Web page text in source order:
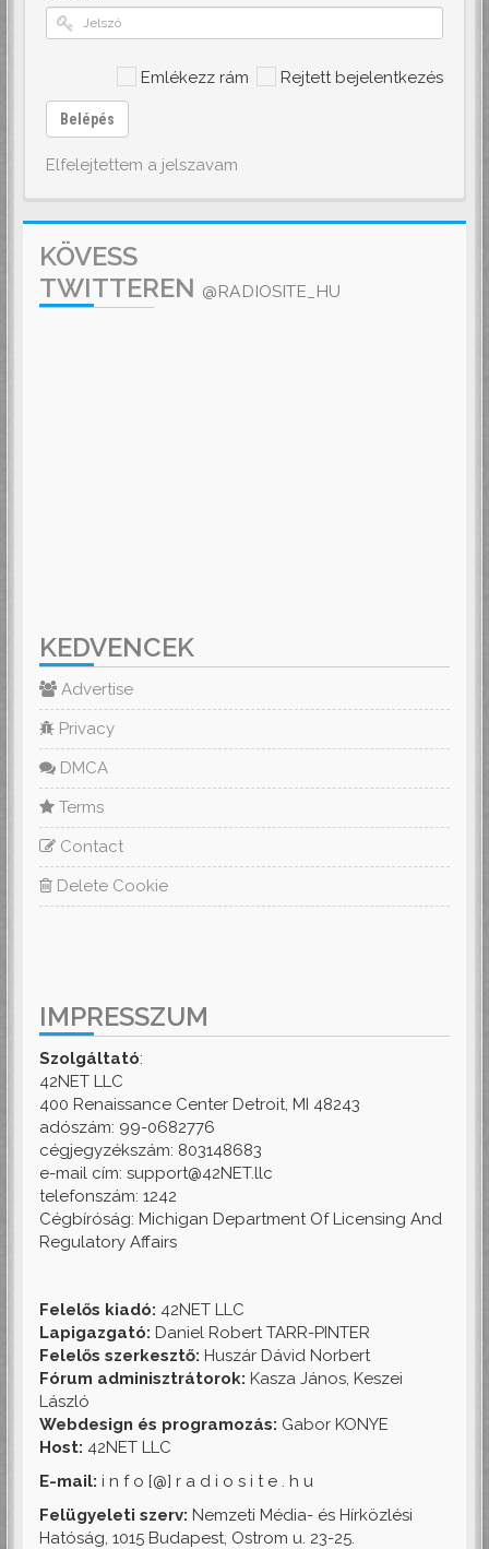
Emlékezz rám Rejtett bejelentkezés
Belépés
Elfelejtettem a jelszavam
KÖVESS
TWITTEREN @RADIOSITE_HU
KEDVENCEK
Advertise
Privacy
DMCA
Terms
Contact
Delete Cookie
IMPRESSZUM
Szolgáltató:
42NET LLC
400 Renaissance Center Detroit, MI 48243
adószám: 99-0682776
cégjegyzékszám: 803148683
e-mail cím: support@42NET.llc
telefonszám: 1242
Cégbíróság: Michigan Department Of Licensing And
Regulatory Affairs
Felelős kiadó: 42NET LLC
Lapigazgató: Daniel Robert TARR-PINTER
Felelős szerkesztő: Huszár Dávid Norbert
Fórum adminisztrátorok: Kasza János, Keszei
László
Webdesign és programozás: Gabor KONYE
Host: 42NET LLC
E-mail: i n f o [@] r a d i o s i t e . h u
Felügyeleti szerv: Nemzeti Média- és Hírközlési
Hatóság, 1015 Budapest, Ostrom u. 23-25.